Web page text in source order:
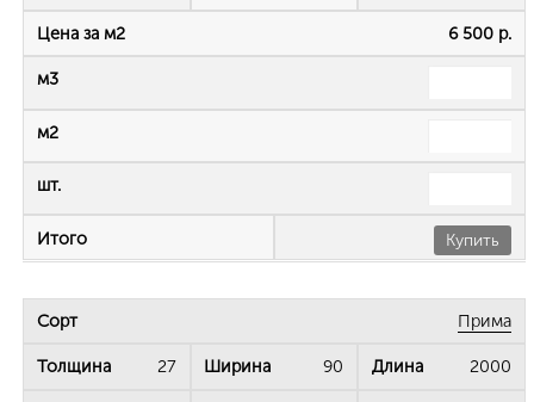
6 500 р.
Купить
Прима
27 90 2000